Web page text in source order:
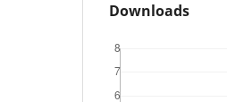
Downloads